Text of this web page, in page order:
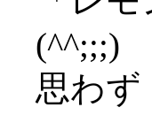
(^^;;;)
思わず